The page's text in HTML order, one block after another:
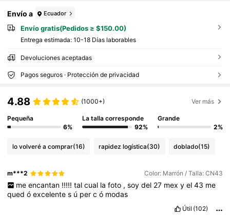
Envío a Ecuador
Envío gratis(Pedidos ≥ $150.00)
Entrega estimada: 10-18 Días laborables
Devoluciones aceptadas
Pagos seguros · Protección de privacidad
4.88 (1000+) Ver más
Pequeña
6%
La talla corresponde
92%
Grande
2%
lo volveré a comprar(16) rapidez logística(30) doblado(15)
m***2 Color: Marrón / Talla: CN43
me encantan !!!!! tal cual la foto , soy del 27 mex y el 43 me
quedóexcelentes ú percó modas
Útil (102)